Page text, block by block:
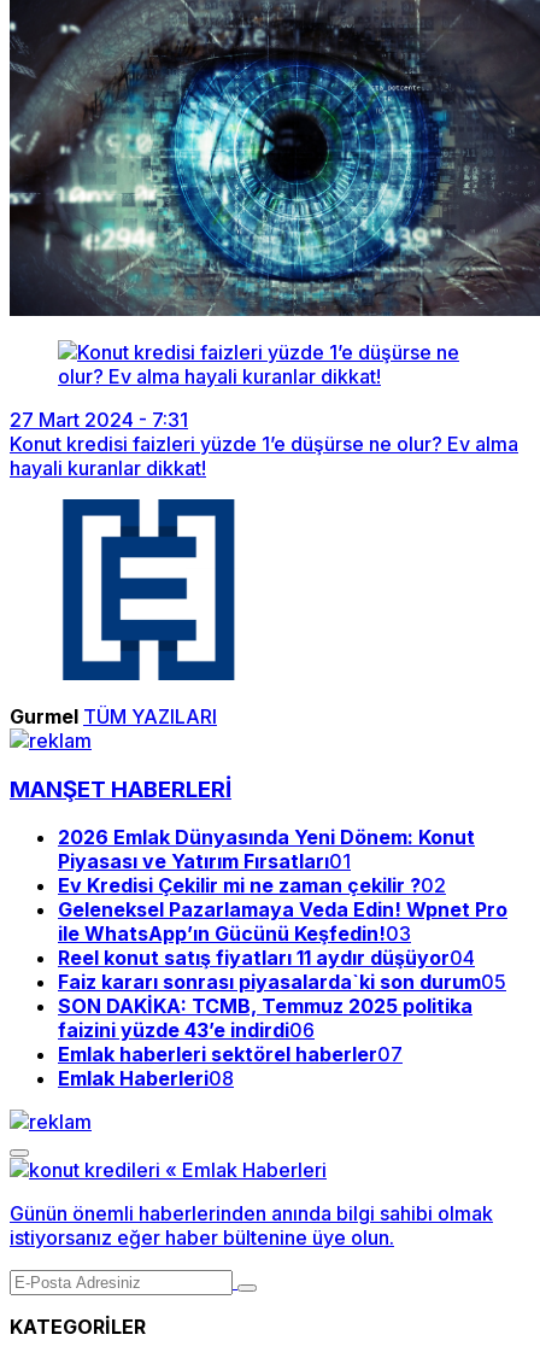
27 Mart 2024 - 7:31
Konut kredisi faizleri yüzde 1’e düşürse ne olur? Ev alma
hayali kuranlar dikkat!
Gurmel TÜM YAZILARI
MANŞET HABERLERİ
2026 Emlak Dünyasında Yeni Dönem: Konut
Piyasası ve Yatırım Fırsatları01
Ev Kredisi Çekilir mi ne zaman çekilir ?02
Geleneksel Pazarlamaya Veda Edin! Wpnet Pro
ile WhatsApp’ın Gücünü Keşfedin!03
Reel konut satış fiyatları 11 aydır düşüyor04
Faiz kararı sonrası piyasalarda`ki son durum05
SON DAKİKA: TCMB, Temmuz 2025 politika
faizini yüzde 43’e indirdi06
Emlak haberleri sektörel haberler07
Emlak Haberleri08
Günün önemli haberlerinden anında bilgi sahibi olmak
istiyorsanız eğer haber bültenine üye olun.
KATEGORİLER